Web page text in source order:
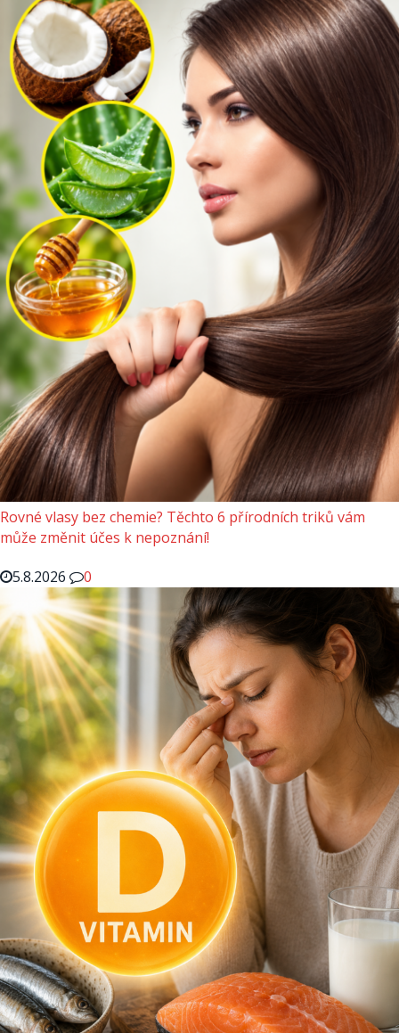
Rovné vlasy bez chemie? Těchto 6 přírodních triků vám
může změnit účes k nepoznání!
5.8.2026
0